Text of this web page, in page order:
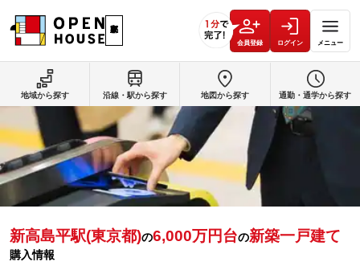
会員登録 ログイン メニュー
新高島平駅(東京都)の6,000万円台の新築一戸建て
購入情報
地域から探す 沿線・駅から探す 地図から探す 通勤・通学から探す